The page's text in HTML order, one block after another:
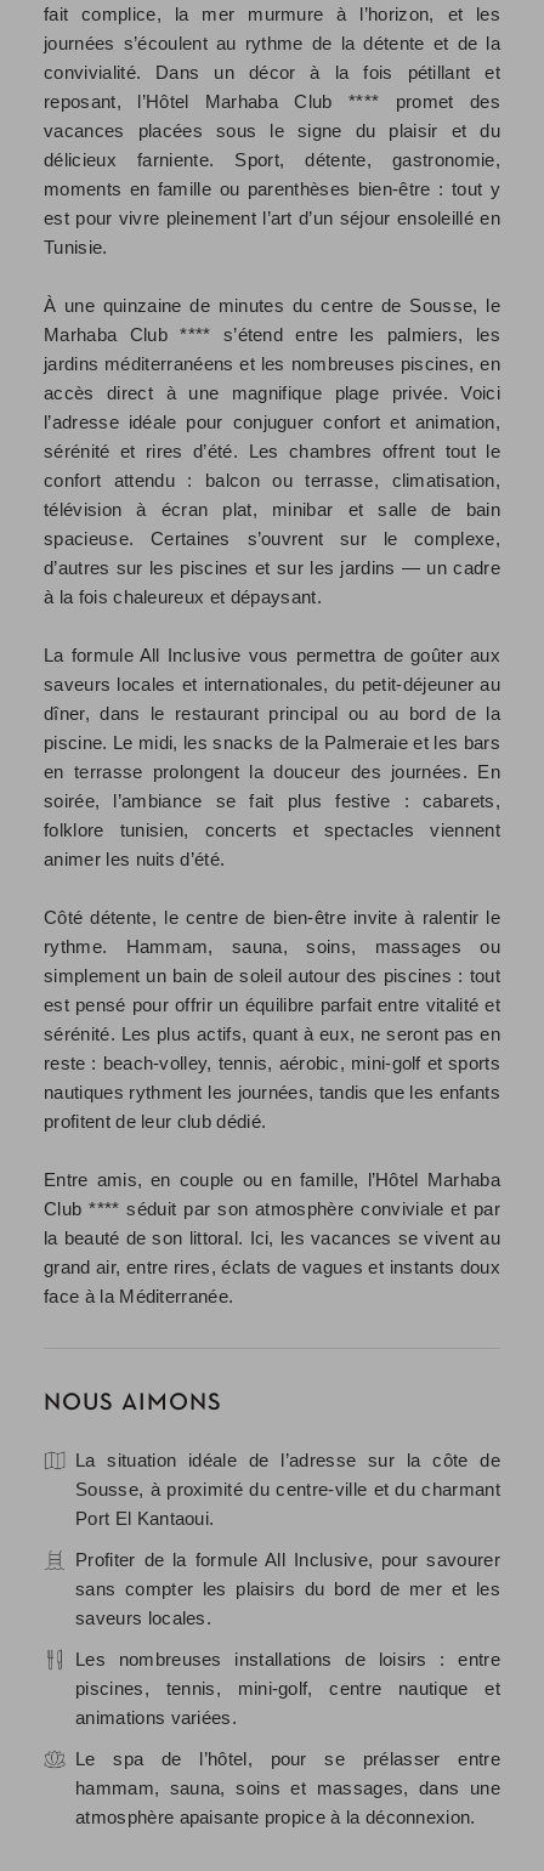
fait complice, la mer murmure à l’horizon, et les
journées s’écoulent au rythme de la détente et de la
convivialité. Dans un décor à la fois pétillant et
reposant, l’Hôtel Marhaba Club **** promet des
vacances placées sous le signe du plaisir et du
délicieux farniente. Sport, détente, gastronomie,
moments en famille ou parenthèses bien-être : tout y
est pour vivre pleinement l’art d’un séjour ensoleillé en
Tunisie.
À une quinzaine de minutes du centre de Sousse, le
Marhaba Club **** s’étend entre les palmiers, les
jardins méditerranéens et les nombreuses piscines, en
accès direct à une magnifique plage privée. Voici
l’adresse idéale pour conjuguer confort et animation,
sérénité et rires d’été. Les chambres offrent tout le
confort attendu : balcon ou terrasse, climatisation,
télévision à écran plat, minibar et salle de bain
spacieuse. Certaines s’ouvrent sur le complexe,
d’autres sur les piscines et sur les jardins — un cadre
à la fois chaleureux et dépaysant.
La formule All Inclusive vous permettra de goûter aux
saveurs locales et internationales, du petit-déjeuner au
dîner, dans le restaurant principal ou au bord de la
piscine. Le midi, les snacks de la Palmeraie et les bars
en terrasse prolongent la douceur des journées. En
soirée, l’ambiance se fait plus festive : cabarets,
folklore tunisien, concerts et spectacles viennent
animer les nuits d’été.
Côté détente, le centre de bien-être invite à ralentir le
rythme. Hammam, sauna, soins, massages ou
simplement un bain de soleil autour des piscines : tout
est pensé pour offrir un équilibre parfait entre vitalité et
sérénité. Les plus actifs, quant à eux, ne seront pas en
reste : beach-volley, tennis, aérobic, mini-golf et sports
nautiques rythment les journées, tandis que les enfants
profitent de leur club dédié.
Entre amis, en couple ou en famille, l’Hôtel Marhaba
Club **** séduit par son atmosphère conviviale et par
la beauté de son littoral. Ici, les vacances se vivent au
grand air, entre rires, éclats de vagues et instants doux
face à la Méditerranée.
NOUS AIMONS
La situation idéale de l’adresse sur la côte de
Sousse, à proximité du centre-ville et du charmant
Port El Kantaoui.
Profiter de la formule All Inclusive, pour savourer
sans compter les plaisirs du bord de mer et les
saveurs locales.
Les nombreuses installations de loisirs : entre
piscines, tennis, mini-golf, centre nautique et
animations variées.
Le spa de l’hôtel, pour se prélasser entre
hammam, sauna, soins et massages, dans une
atmosphère apaisante propice à la déconnexion.